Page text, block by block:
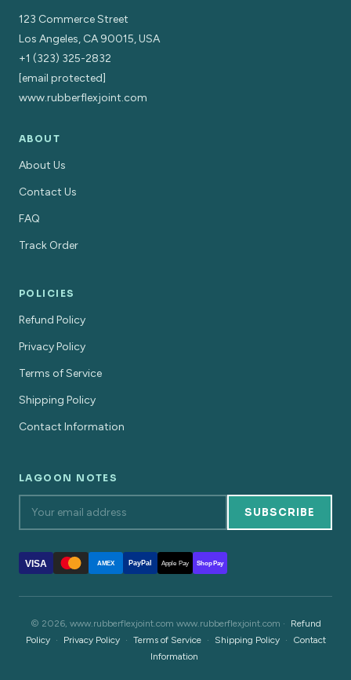
123 Commerce Street
Los Angeles, CA 90015, USA
+1 (323) 325-2832
[email protected]
www.rubberflexjoint.com
ABOUT
About Us
Contact Us
FAQ
Track Order
POLICIES
Refund Policy
Privacy Policy
Terms of Service
Shipping Policy
Contact Information
LAGOON NOTES
SUBSCRIBE
VISA AMEX PayPal Apple Pay Shop Pay
© 2026, www.rubberflexjoint.com www.rubberflexjoint.com ·
Refund
Policy
· Privacy Policy · Terms of Service · Shipping Policy ·
Contact
Information